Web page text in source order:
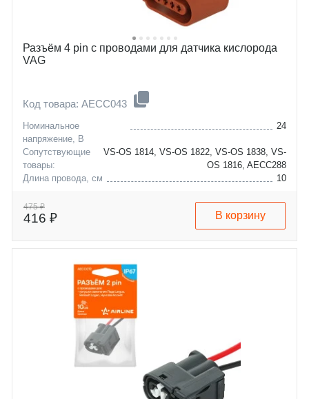
Разъём 4 pin с проводами для датчика кислорода
VAG
Код товара: AECC043
Номинальное
напряжение, В
24
Сопутствующие
товары:
VS-OS 1814, VS-OS 1822, VS-OS 1838, VS-
OS 1816, AECC288
Длина провода, см
10
475 ₽
416 ₽ В корзину